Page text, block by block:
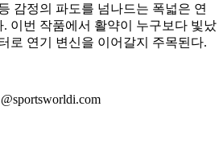
감정의 파도를 넘나드는 폭넓은 연
이번 작품에서 활약이 누구보다 빛났
로 연기 변신을 이어갈지 주목된다.